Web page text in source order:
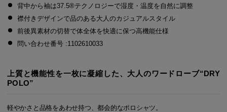
背中から袖は37.5®テクノロジーで湿度・温度を自然に調整
襟付きデザインで品のある大人のカジュアルスタイル
前後異素材の切替で体全体を快適に保つ高機能仕様
問い合わせ番号 :1102610033
上質と機能性を一枚に凝縮した、大人のワードローブ“DRY
POLO”
軽やかさと品格をあわせ持つ、都会的なポロシャツ。